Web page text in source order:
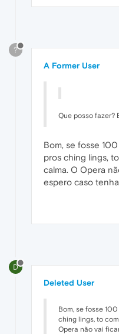
?
A Former User
Que posso fazer?
Bom, se fosse
pros ching lings,
calma. O Opera
espero caso
D
Deleted User
Bom, se fosse
ching lings, to
Opera não vai